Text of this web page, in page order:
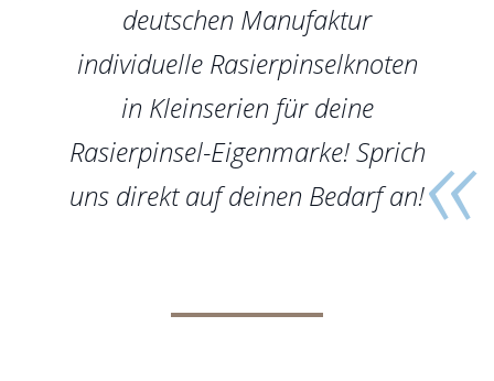
deutschen Manufaktur
individuelle Rasierpinselknoten
in Kleinserien für deine
Rasierpinsel-Eigenmarke! Sprich
uns direkt auf deinen Bedarf an!